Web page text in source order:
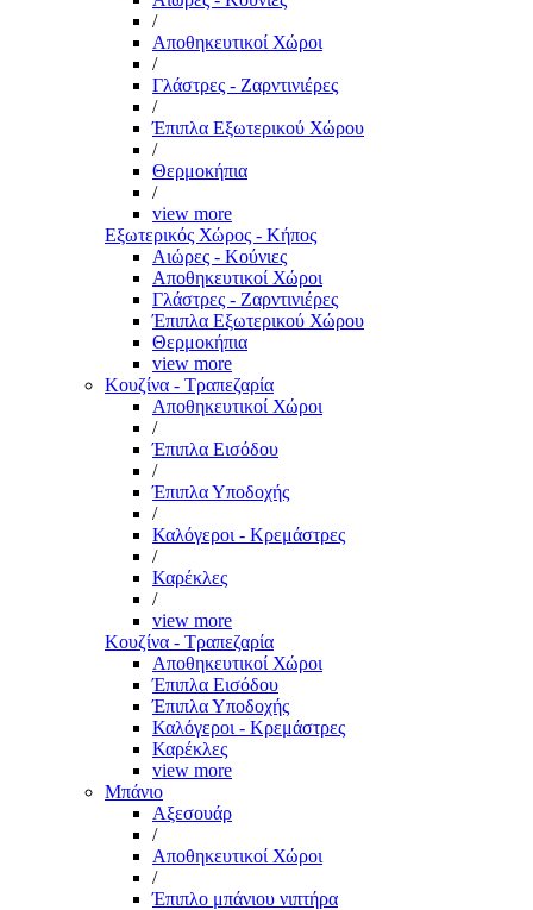
/
Αποθηκευτικοί Χώροι
/
Γλάστρες - Ζαρντινιέρες
/
Έπιπλα Εξωτερικού Χώρου
/
Θερμοκήπια
/
view more
Εξωτερικός Χώρος - Κήπος
Αιώρες - Κούνιες
Αποθηκευτικοί Χώροι
Γλάστρες - Ζαρντινιέρες
Έπιπλα Εξωτερικού Χώρου
Θερμοκήπια
view more
Κουζίνα - Τραπεζαρία
Αποθηκευτικοί Χώροι
/
Έπιπλα Εισόδου
/
Έπιπλα Υποδοχής
/
Καλόγεροι - Κρεμάστρες
/
Καρέκλες
/
view more
Κουζίνα - Τραπεζαρία
Αποθηκευτικοί Χώροι
Έπιπλα Εισόδου
Έπιπλα Υποδοχής
Καλόγεροι - Κρεμάστρες
Καρέκλες
view more
Μπάνιο
Αξεσουάρ
/
Αποθηκευτικοί Χώροι
/
Έπιπλο μπάνιου νιπτήρα